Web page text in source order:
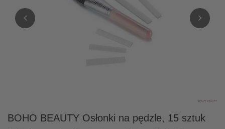
BOHO BEAUTY Osłonki na pędzle, 15 sztuk